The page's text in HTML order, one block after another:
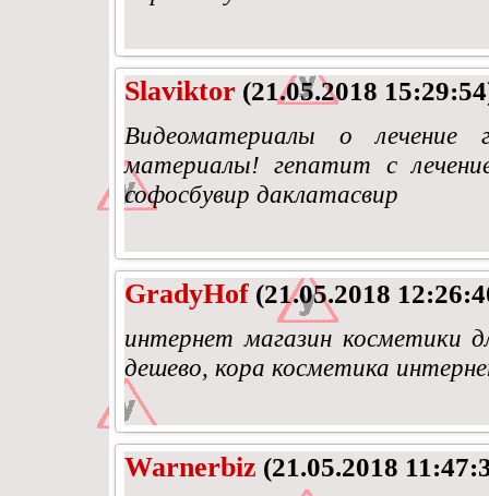
Slaviktor (21.05.2018
Видеоматериалы о лечение
материалы! гепатит с
софосбувир даклатасвир
GradyHof (21.05.2018
интернет магазин косметики
дешево, кора косметика
Warnerbiz (21.05.2018